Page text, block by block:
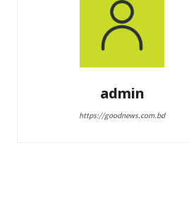
admin
https://goodnews.com.bd